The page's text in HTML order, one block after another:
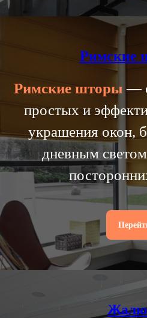
Римские
Римские шторы —
простых и
украшения окон,
дневным